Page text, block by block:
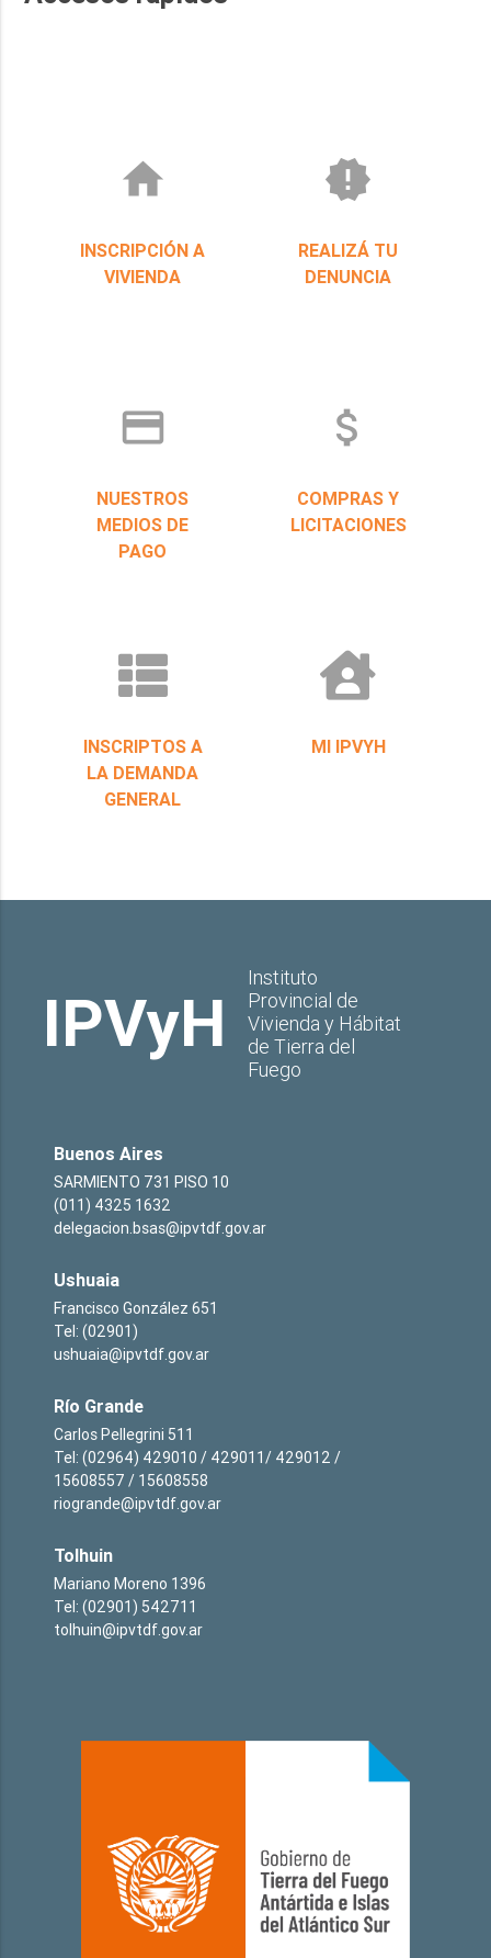
home
INSCRIPCIÓN A
VIVIENDA
new_releases
REALIZÁ TU
DENUNCIA
credit_card
NUESTROS
MEDIOS DE
PAGO
attach_money
COMPRAS Y
LICITACIONES
INSCRIPTOS A
LA DEMANDA
GENERAL
MI IPVYH
IPVyH
Instituto
Provincial de
Vivienda y Hábitat
de Tierra del
Fuego
Buenos Aires
SARMIENTO 731 PISO 10
(011) 4325 1632
delegacion.bsas@ipvtdf.gov.ar
Ushuaia
Francisco González 651
Tel: (02901)
ushuaia@ipvtdf.gov.ar
Río Grande
Carlos Pellegrini 511
Tel: (02964) 429010 / 429011/ 429012 /
15608557 / 15608558
riogrande@ipvtdf.gov.ar
Tolhuin
Mariano Moreno 1396
Tel: (02901) 542711
tolhuin@ipvtdf.gov.ar